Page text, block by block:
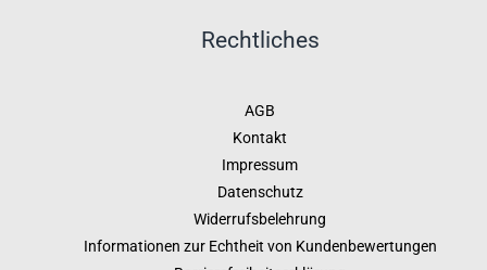
Rechtliches
AGB
Kontakt
Impressum
Datenschutz
Widerrufsbelehrung
Informationen zur Echtheit von Kundenbewertungen